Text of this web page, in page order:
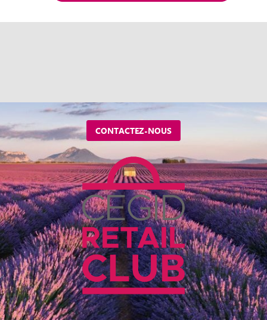
CONTACTEZ-NOUS